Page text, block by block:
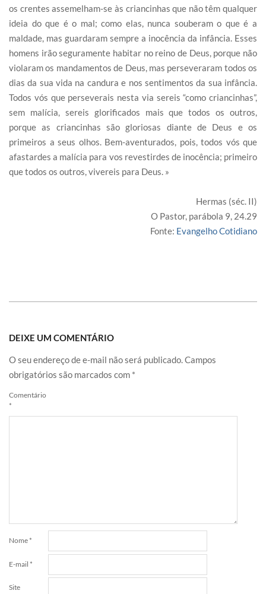
os crentes assemelham-se às criancinhas que não têm qualquer
ideia do que é o mal; como elas, nunca souberam o que é a
maldade, mas guardaram sempre a inocência da infância. Esses
homens irão seguramente habitar no reino de Deus, porque não
violaram os mandamentos de Deus, mas perseveraram todos os
dias da sua vida na candura e nos sentimentos da sua infância.
Todos vós que perseverais nesta via sereis “como criancinhas”,
sem malícia, sereis glorificados mais que todos os outros,
porque as criancinhas são gloriosas diante de Deus e os
primeiros a seus olhos. Bem-aventurados, pois, todos vós que
afastardes a malícia para vos revestirdes de inocência; primeiro
que todos os outros, vivereis para Deus. »
Hermas (séc. II)
O Pastor, parábola 9, 24.29
Fonte: Evangelho Cotidiano
DEIXE UM COMENTÁRIO
O seu endereço de e-mail não será publicado.Campos
obrigatórios são marcados com *
Comentário
*
Nome *
E-mail *
Site